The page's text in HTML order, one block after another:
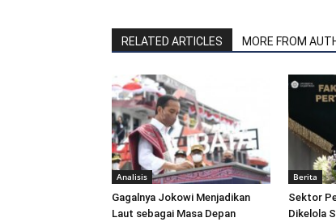
RELATED ARTICLES MORE FROM
Analisis
Gagalnya Jokowi Menjadikan
Laut sebagai Masa Depan
Berita
Sektor
Dikelola